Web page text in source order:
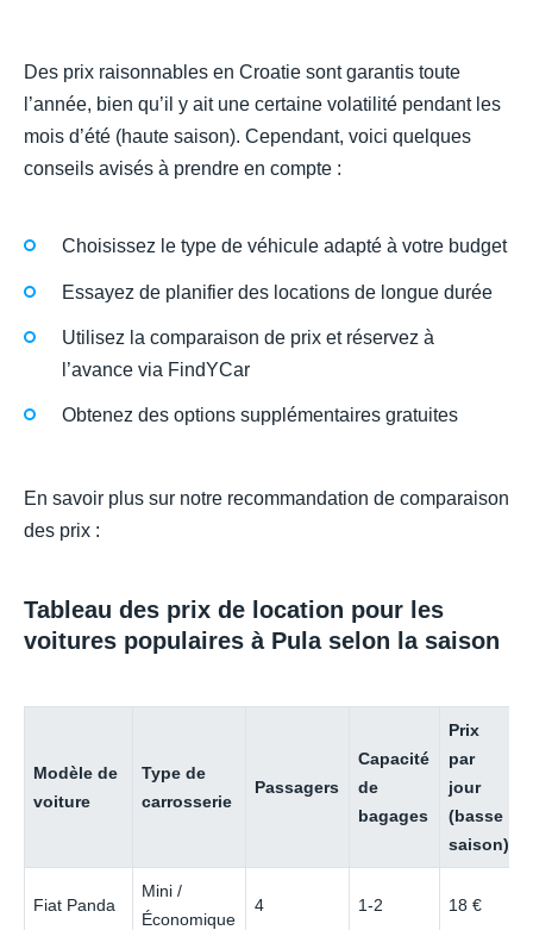
Des prix raisonnables en Croatie sont garantis toute
l’année, bien qu’il y ait une certaine volatilité pendant les
mois d’été (haute saison). Cependant, voici quelques
conseils avisés à prendre en compte :
Choisissez le type de véhicule adapté à votre budget
Essayez de planifier des locations de longue durée
Utilisez la comparaison de prix et réservez à
l’avance via FindYCar
Obtenez des options supplémentaires gratuites
En savoir plus sur notre recommandation de comparaison
des prix :
Tableau des prix de location pour les
voitures populaires à Pula selon la saison
Modèle de
voiture
Type de
carrosserie
Passagers
Capacité
de
bagages
Prix
par
jour
(basse
saison)
Fiat Panda
Mini /
Économique
4 1-2 18 €